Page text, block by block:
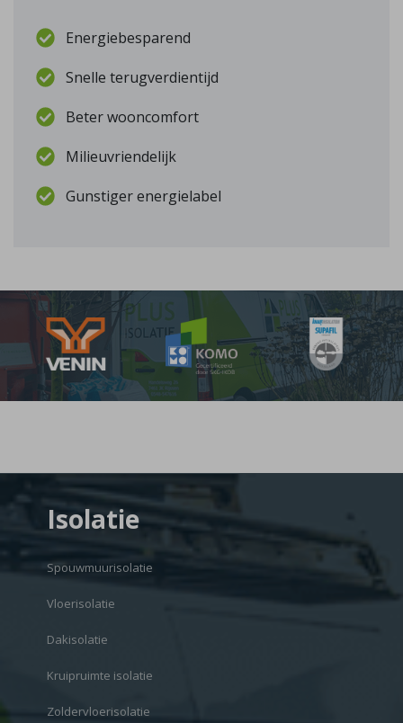
Energiebesparend
Snelle terugverdientijd
Beter wooncomfort
Milieuvriendelijk
Gunstiger energielabel
Isolatie
Spouwmuurisolatie
Vloerisolatie
Dakisolatie
Kruipruimte isolatie
Zoldervloerisolatie